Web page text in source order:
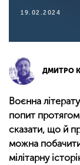
19.02.2024
ДМИТРО
Воєнна
попит
сказати, що й
можна
мілітарну